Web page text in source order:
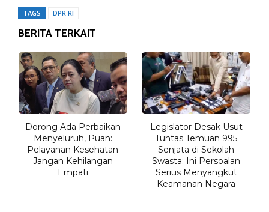
TAGS DPR RI
BERITA TERKAIT
Dorong Ada Perbaikan
Menyeluruh, Puan:
Pelayanan Kesehatan
Jangan Kehilangan
Empati
Legislator Desak Usut
Tuntas Temuan 995
Senjata di Sekolah
Swasta: Ini Persoalan
Serius Menyangkut
Keamanan Negara